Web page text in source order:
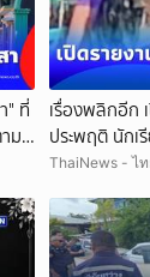
" ที่
ม
เรื่องพลิกอีก
ประพฤติ นักเ
ThaiNews - ไ